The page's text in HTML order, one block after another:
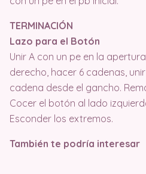
TERMINACIÓN
Lazo para el Botón
Unir A con un pe en la
derecho, hacer 6 cadenas,
cadena desde el gancho.
Cocer el botón al lado
Esconder los extremos.
También te podría interesar